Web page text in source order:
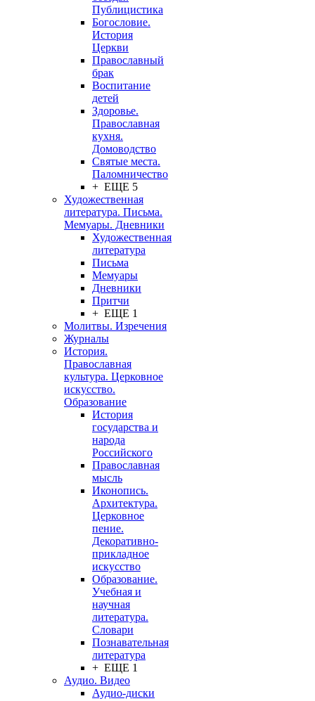
Публицистика
Богословие.
История
Церкви
Православный
брак
Воспитание
детей
Здоровье.
Православная
кухня.
Домоводство
Святые места.
Паломничество
+ ЕЩЕ 5
Художественная
литература. Письма.
Мемуары. Дневники
Художественная
литература
Письма
Мемуары
Дневники
Притчи
+ ЕЩЕ 1
Молитвы. Изречения
Журналы
История.
Православная
культура. Церковное
искусство.
Образование
История
государства и
народа
Российского
Православная
мысль
Иконопись.
Архитектура.
Церковное
пение.
Декоративно-
прикладное
искусство
Образование.
Учебная и
научная
литература.
Словари
Познавательная
литература
+ ЕЩЕ 1
Аудио. Видео
Аудио-диски